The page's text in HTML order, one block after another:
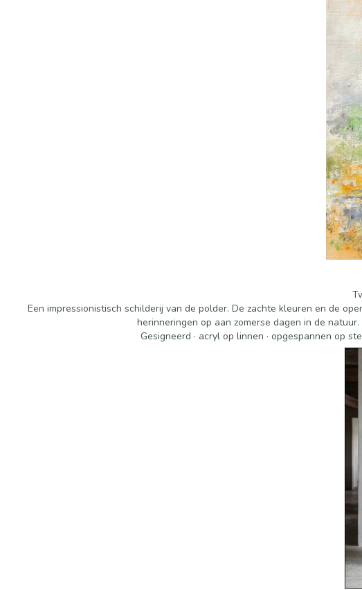
Een impressionistisch schilderij van de polder. De zachte kleuren en de
herinneringen op aan zomerse dagen in de
Gesigneerd · acryl op linnen · opgespannen op